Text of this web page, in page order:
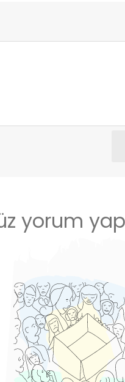
yorum